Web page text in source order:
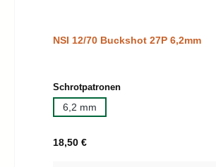
NSI 12/70 Buckshot 27P 6,2mm
Schrotpatronenauswählen
6,2 mm
Regulärer Preis:
18,50 €